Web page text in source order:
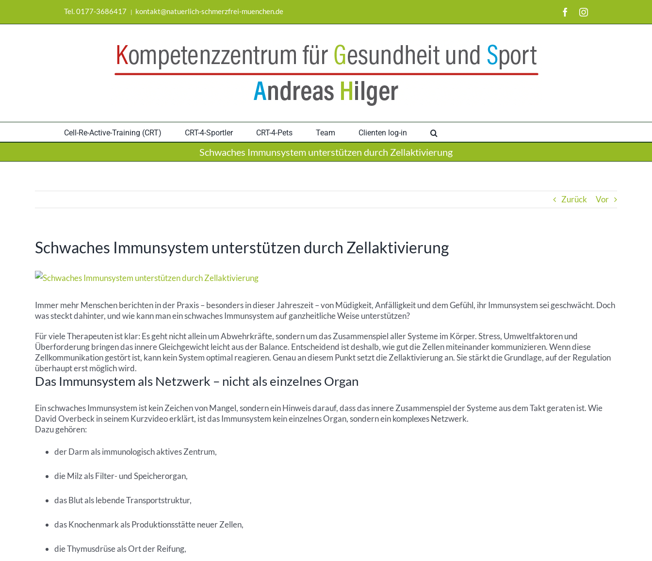
springen
Tel. 0177-3686417 | kontakt@natuerlich-schmerzfrei-muenchen.de FacebookInstagram
Cell-Re-Active-Training (CRT) CRT-4-Sportler CRT-4-Pets Team Clienten log-in
Schwaches Immunsystem unterstützen durch Zellaktivierung
Zurück Vor
Schwaches Immunsystem unterstützen durch Zellaktivierung
Zeige
Bild
Immer mehr Menschen berichten in der Praxis – besonders in dieser Jahreszeit – von Müdigkeit, Anfälligkeit und dem Gefühl, ihr Immunsystem sei geschwächt. Doch
was steckt dahinter, und wie kann man ein schwaches Immunsystem auf ganzheitliche Weise unterstützen?
Für viele Therapeuten ist klar: Es geht nicht allein um Abwehrkräfte, sondern um das Zusammenspiel aller Systeme im Körper. Stress, Umweltfaktoren und
Überforderung bringen das innere Gleichgewicht leicht aus der Balance. Entscheidend ist deshalb, wie gut die Zellen miteinander kommunizieren. Wenn diese
Zellkommunikation gestört ist, kann kein System optimal reagieren. Genau an diesem Punkt setzt die Zellaktivierung an. Sie stärkt die Grundlage, auf der Regulation
überhaupt erst möglich wird.
Das Immunsystem als Netzwerk – nicht als einzelnes Organ
Ein schwaches Immunsystem ist kein Zeichen von Mangel, sondern ein Hinweis darauf, dass das innere Zusammenspiel der Systeme aus dem Takt geraten ist. Wie
David Overbeck in seinem Kurzvideo erklärt, ist das Immunsystem kein einzelnes Organ, sondern ein komplexes Netzwerk.
Dazu gehören:
der Darm als immunologisch aktives Zentrum,
die Milz als Filter- und Speicherorgan,
das Blut als lebende Transportstruktur,
das Knochenmark als Produktionsstätte neuer Zellen,
die Thymusdrüse als Ort der Reifung,